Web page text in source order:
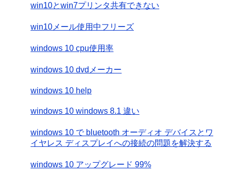
win10とwin7プリンタ共有できない
win10メール使用中フリーズ
windows 10 cpu使用率
windows 10 dvdメーカー
windows 10 help
windows 10 windows 8.1 違い
windows 10 で bluetooth オーディオ デバイスとワ
イヤレス ディスプレイへの接続の問題を解決する
windows 10 アップグレード 99%